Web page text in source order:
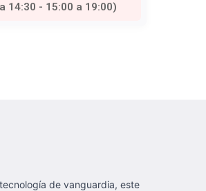
14:30 - 15:00 a 19:00)
de vanguardia, este